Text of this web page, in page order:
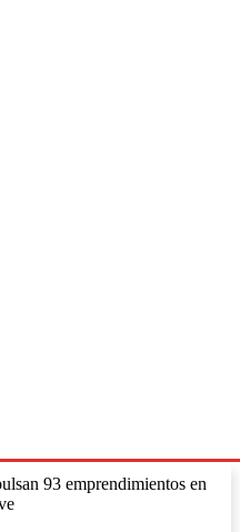
93 emprendimientos en